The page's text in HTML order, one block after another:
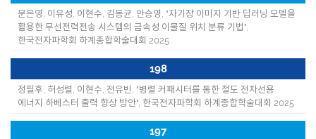
문은영, 이유성, 이현수, 김동균, 안승영, "자기장 이미지 기반 딥러닝 모델을
활용한 무선전력전송 시스템의 금속성 이물질 위치 분류 기법",
한국전자파학회 하계종합학술대회 2025
198
정필후, 허성렬, 이현수, 전유빈, "병렬 커패시터를 통한 철도 전차선용
에너지 하베스터 출력 향상 방안", 한국전자파학회 하계종합학술대회 2025
197